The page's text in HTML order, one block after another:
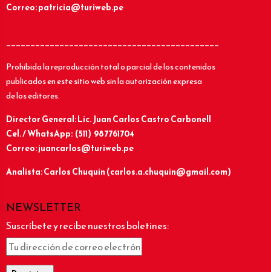
Correo: patricia@turiweb.pe
____________________________________________
Prohibida la reproducción total o parcial de los contenidos
publicados en este sitio web sin la autorización expresa
de los editores.
Director General: Lic.Juan Carlos Castro Carbonell
Cel. / WhatsApp: (511) 987761704
Correo: juancarlos@turiweb.pe
Analista: Carlos Chuquín (carlos.a.chuquin@gmail.com)
NEWSLETTER
Suscríbete y recibe nuestros boletines: